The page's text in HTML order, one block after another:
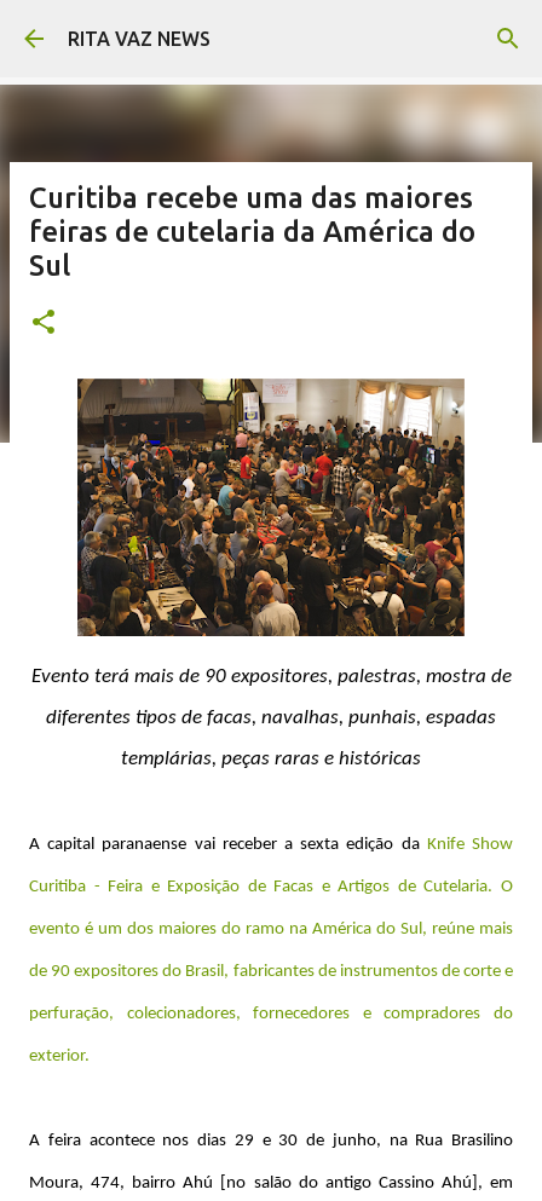
Pular para o conteúdo principal
RITA VAZ NEWS
Curitiba recebe uma das maiores
feiras de cutelaria da América do
Sul
Evento terá mais de 90 expositores, palestras, mostra de
diferentes tipos de facas, navalhas, punhais, espadas
templárias, peças raras e históricas
A capital paranaense vai receber a sexta edição da Knife Show
Curitiba - Feira e Exposição de Facas e Artigos de Cutelaria. O
evento é um dos maiores do ramo na América do Sul, reúne mais
de 90 expositores do Brasil, fabricantes de instrumentos de corte e
perfuração, colecionadores, fornecedores e compradores do
exterior.
A feira acontece nos dias 29 e 30 de junho, na Rua Brasilino
Moura, 474, bairro Ahú [no salão do antigo Cassino Ahú], em